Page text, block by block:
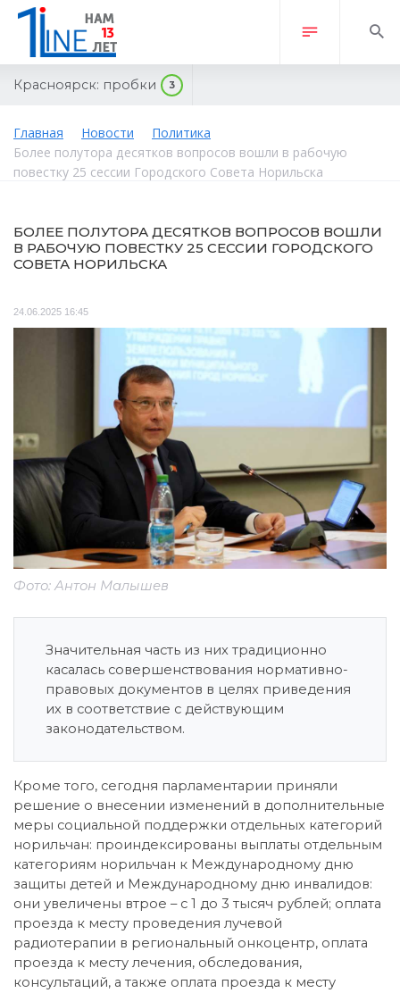
Красноярск: пробки 3
Главная Новости
Политика
Более полутора десятков вопросов вошли в рабочую
повестку 25 сессии Городского Совета Норильска
БОЛЕЕ ПОЛУТОРА ДЕСЯТКОВ ВОПРОСОВ ВОШЛИ
В РАБОЧУЮ ПОВЕСТКУ 25 СЕССИИ ГОРОДСКОГО
СОВЕТА НОРИЛЬСКА
24.06.2025 16:45
Фото: Антон Малышев
Значительная часть из них традиционно
касалась совершенствования нормативно-
правовых документов в целях приведения
их в соответствие с действующим
законодательством.
Кроме того, сегодня парламентарии приняли
решение о внесении изменений в дополнительные
меры социальной поддержки отдельных категорий
норильчан: проиндексированы выплаты отдельным
категориям норильчан к Международному дню
защиты детей и Международному дню инвалидов:
они увеличены втрое – с 1 до 3 тысяч рублей; оплата
проезда к месту проведения лучевой
радиотерапии в региональный онкоцентр, оплата
проезда к месту лечения, обследования,
консультаций, а также оплата проезда к месту